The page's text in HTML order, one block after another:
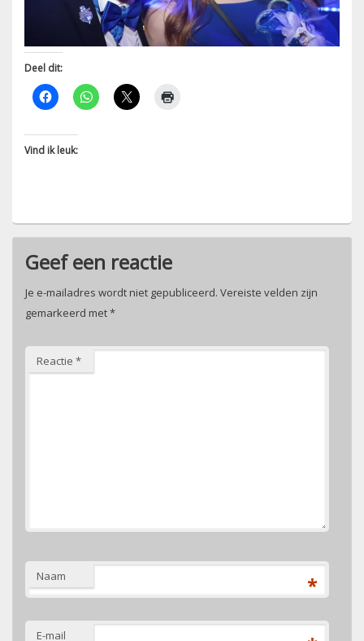
Deel dit:
Vind ik leuk:
Geef een reactie
Je e-mailadres wordt niet gepubliceerd. Vereiste velden zijn
gemarkeerd met*
Reactie *
Naam *
E-mail